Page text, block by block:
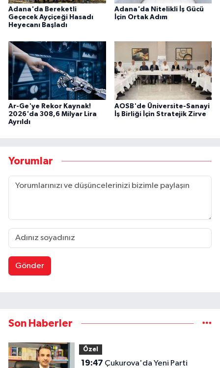
Adana'da Bereketli
Geçecek Ayçiçeği Hasadı
Heyecanı Başladı
Adana'da Nitelikli İş Gücü
İçin Ortak Adım
Ar-Ge'ye Rekor Kaynak!
2026'da 308,6 Milyar Lira
Ayrıldı
AOSB'de Üniversite-Sanayi
İş Birliği İçin Stratejik Zirve
Yorumlar
Gönder
Son Haberler
Özel
19:47